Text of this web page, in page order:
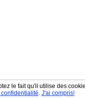
le fait qu'il utilise des
. J'ai compris!